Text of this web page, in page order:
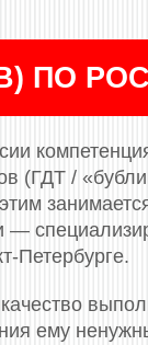
ПО
(ГДТ /
—
Петербурге.
ему